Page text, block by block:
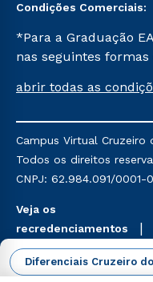
Diferenciais Cruzeiro
Condições Comerciais:
*Para a Graduação
nas seguintes
Já para as demais, a
mencionadas são
Religioso, Geografia
do Ensino de História:
abrir todas as
Campus Virtual
Todos os direitos
CNPJ: 62.984.091/0001-
Veja os
recredenciamentos
aqui